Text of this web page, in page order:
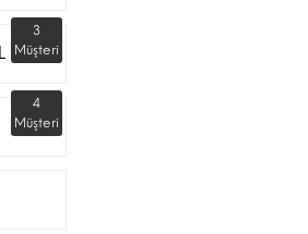
3
Müşteri
4
Müşteri